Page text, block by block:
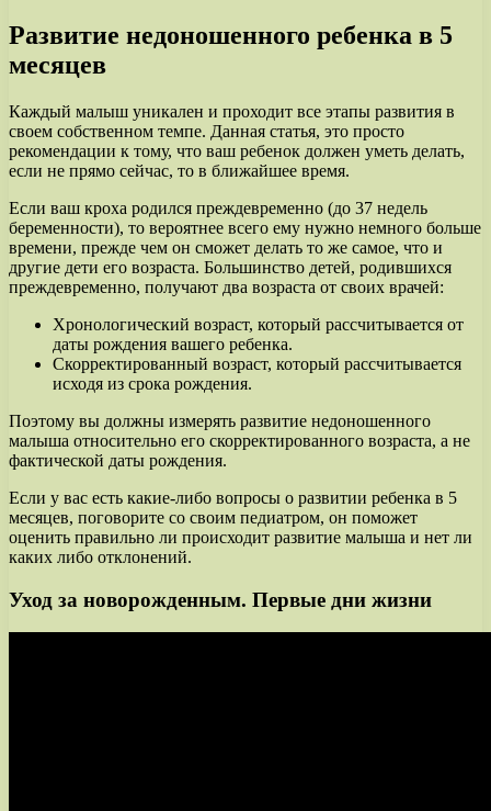
Развитие недоношенного ребенка в 5
месяцев
Каждый малыш уникален и проходит все этапы развития в
своем собственном темпе. Данная статья, это просто
рекомендации к тому, что ваш ребенок должен уметь делать,
если не прямо сейчас, то в ближайшее время.
Если ваш кроха родился преждевременно (до 37 недель
беременности), то вероятнее всего ему нужно немного больше
времени, прежде чем он сможет делать то же самое, что и
другие дети его возраста. Большинство детей, родившихся
преждевременно, получают два возраста от своих врачей:
Хронологический возраст, который рассчитывается от
даты рождения вашего ребенка.
Скорректированный возраст, который рассчитывается
исходя из срока рождения.
Поэтому вы должны измерять развитие недоношенного
малыша относительно его скорректированного возраста, а не
фактической даты рождения.
Если у вас есть какие-либо вопросы о развитии ребенка в 5
месяцев, поговорите со своим педиатром, он поможет
оценить правильно ли происходит развитие малыша и нет ли
каких либо отклонений.
Уход за новорожденным. Первые дни жизни